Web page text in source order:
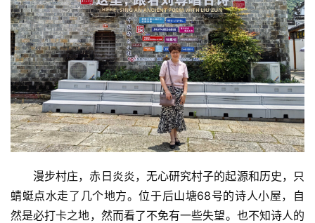
漫步村庄，赤日炎炎，无心研究村子的起源和历史，只
蜻蜓点水走了几个地方。位于后山塘68号的诗人小屋，自
然是必打卡之地，然而看了不免有一些失望。也不知诗人的